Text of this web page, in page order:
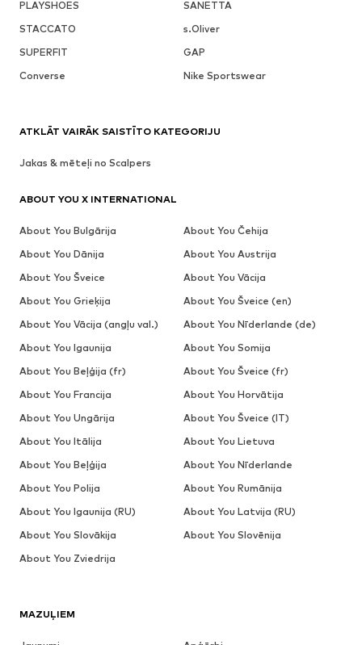
PLAYSHOES
SANETTA
STACCATO
s.Oliver
SUPERFIT
GAP
Converse
Nike Sportswear
MAZUĻIEM
ATKLĀT VAIRĀK SAISTĪTO KATEGORIJU
Jakas & mēteļi no Scalpers
ABOUT YOU X INTERNATIONAL
About You Bulgārija
About You Čehija
About You Dānija
About You Austrija
About You Šveice
About You Vācija
About You Grieķija
About You Šveice (en)
About You Vācija (angļu val.)
About You Nīderlande (de)
About You Igaunija
About You Somija
About You Beļģija (fr)
About You Šveice (fr)
About You Francija
About You Horvātija
About You Ungārija
About You Šveice (IT)
About You Itālija
About You Lietuva
About You Beļģija
About You Nīderlande
About You Polija
About You Rumānija
About You Igaunija (RU)
About You Latvija (RU)
About You Slovākija
About You Slovēnija
About You Zviedrija